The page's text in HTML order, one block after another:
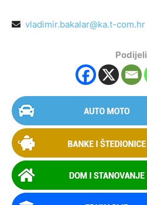
vladimir.bakalar@ka.t-com.hr
Podijeli